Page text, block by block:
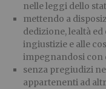
nelle leggi dello
mettendo a
dedizione, lealtà
ingiustizie e alle
impegnandosi
senza pregiudizi
appartenenti ad